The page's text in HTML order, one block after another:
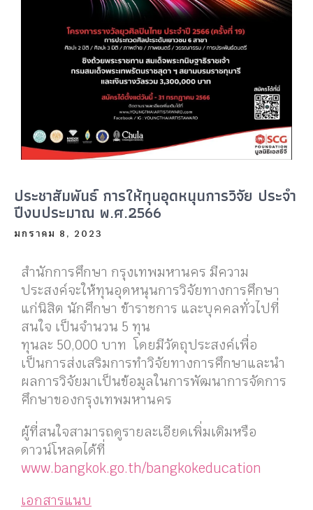
ประชาสัมพันธ์ การให้ทุนอุดหนุนการวิจัย ประจำ
ปีงบประมาณ พ.ศ.2566
มกราคม 8, 2023
สำนักการศึกษา กรุงเทพมหานคร มีความ
ประสงค์จะให้ทุนอุดหนุนการวิจัยทางการศึกษา
แก่นิสิต นักศึกษา ข้าราชการ และบุคคลทั่วไปที่
สนใจ เป็นจำนวน 5 ทุน
ทุนละ 50,000 บาท โดยมีวัตถุประสงค์เพื่อ
เป็นการส่งเสริมการทำวิจัยทางการศึกษาและนำ
ผลการวิจัยมาเป็นข้อมูลในการพัฒนาการจัดการ
ศึกษาของกรุงเทพมหานคร
ผู้ที่สนใจสามารถดูรายละเอียดเพิ่มเติมหรือ
ดาวน์โหลดได้ที่
www.bangkok.go.th/bangkokeducation
เอกสารแนบ